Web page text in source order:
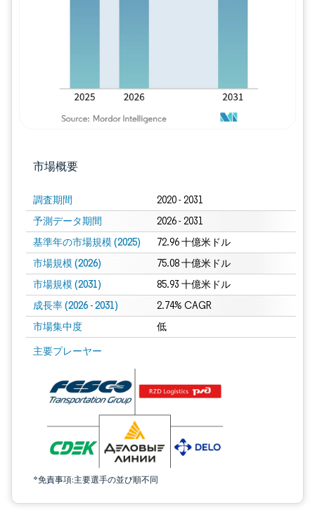
市場概要
調査期間 2020 - 2031
予測データ期間 2026 - 2031
基準年の市場規模 (2025) 72.96 十億米ドル
市場規模 (2026) 75.08 十億米ドル
市場規模 (2031) 85.93 十億米ドル
成長率 (2026 - 2031) 2.74% CAGR
市場集中度 低
主要プレーヤー
*免責事項:主要選手の並び順不同
画像 © Mordor Intelligence。再利用にはCC BY 4.0の表示が必要です。